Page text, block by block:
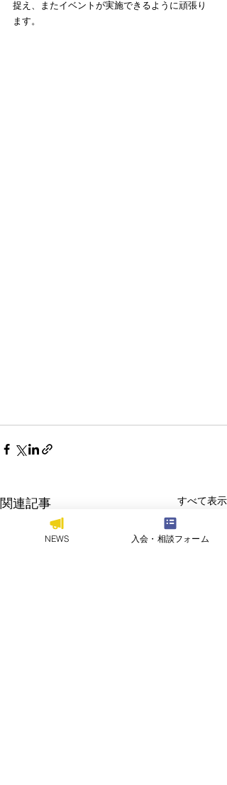
捉え、またイベントが実施できるように頑張り
ます。
関連記事 すべて表示
NEWS 入会・相談フォーム